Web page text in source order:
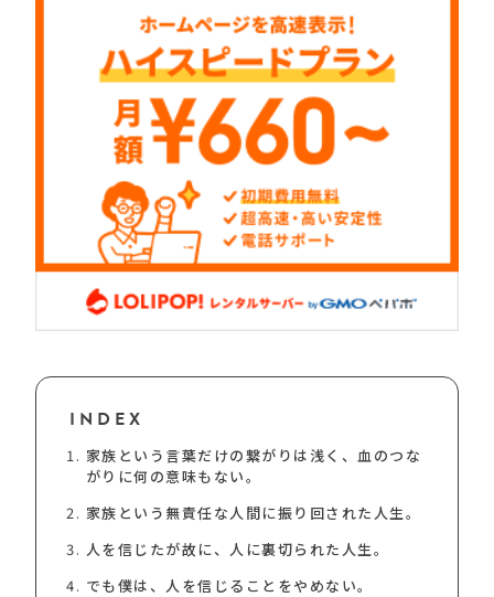
INDEX
家族という言葉だけの繋がりは浅く、血のつな
がりに何の意味もない。
家族という無責任な人間に振り回された人生。
人を信じたが故に、人に裏切られた人生。
でも僕は、人を信じることをやめない。